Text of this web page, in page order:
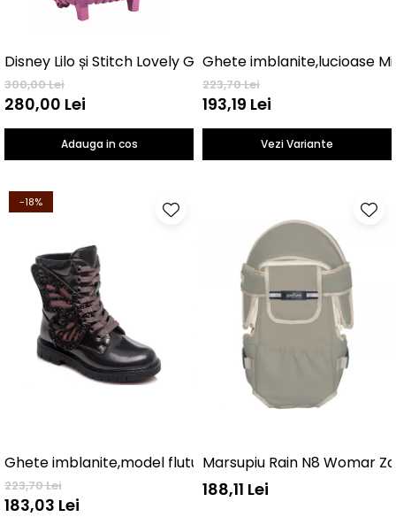
Disney Lilo și Stitch Lovely Geantă școlară premium cu
300,00 Lei
280,00 Lei
Adauga in cos
Ghete imblanite,lucioase
223,70 Lei
193,19 Lei
Vezi Variante
-18%
Ghete imblanite,model fluture
223,70 Lei
183,03 Lei
Marsupiu Rain N8 Womar
188,11 Lei